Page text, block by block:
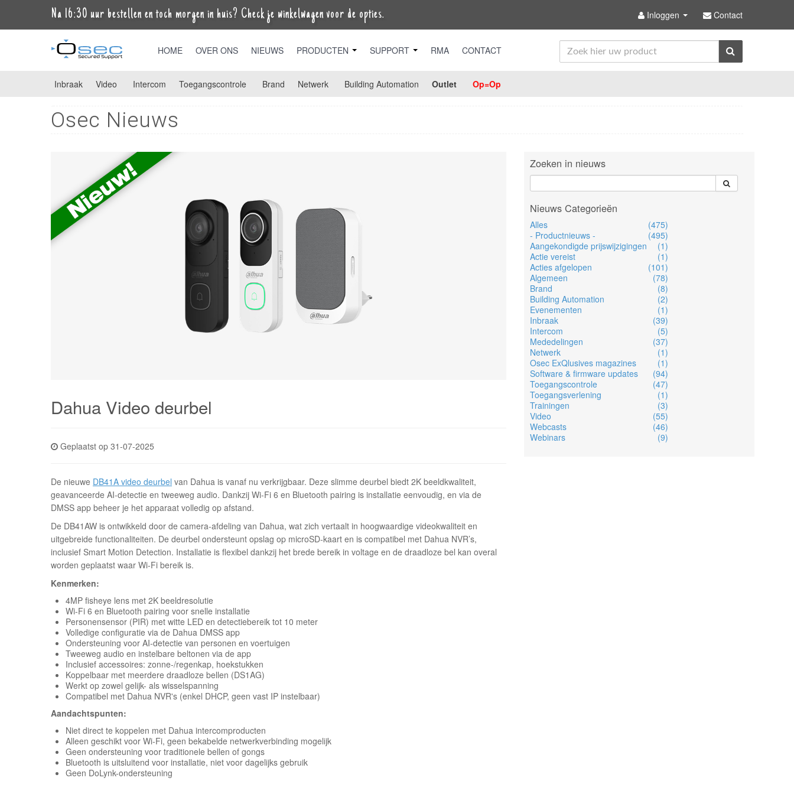
Na 16:30 uur bestellen en toch morgen in huis? Check je winkelwagen voor de opties. Inloggen Contact
HOME OVER ONS NIEUWS PRODUCTEN SUPPORT RMA CONTACT
Inbraak Video Intercom Toegangscontrole Brand Netwerk Building Automation Outlet Op=Op
Osec Nieuws
Dahua Video deurbel
Geplaatst op 31-07-2025
De nieuwe DB41A video deurbel van Dahua is vanaf nu verkrijgbaar. Deze slimme deurbel biedt 2K beeldkwaliteit,
geavanceerde AI-detectie en tweeweg audio. Dankzij Wi-Fi 6 en Bluetooth pairing is installatie eenvoudig, en via de
DMSS app beheer je het apparaat volledig op afstand.
De DB41AW is ontwikkeld door de camera-afdeling van Dahua, wat zich vertaalt in hoogwaardige videokwaliteit en
uitgebreide functionaliteiten. De deurbel ondersteunt opslag op microSD-kaart en is compatibel met Dahua NVR’s,
inclusief Smart Motion Detection. Installatie is flexibel dankzij het brede bereik in voltage en de draadloze bel kan overal
worden geplaatst waar Wi-Fi bereik is.
Kenmerken:
4MP fisheye lens met 2K beeldresolutie
Wi-Fi 6 en Bluetooth pairing voor snelle installatie
Personensensor (PIR) met witte LED en detectiebereik tot 10 meter
Volledige configuratie via de Dahua DMSS app
Ondersteuning voor AI-detectie van personen en voertuigen
Tweeweg audio en instelbare beltonen via de app
Inclusief accessoires: zonne-/regenkap, hoekstukken
Koppelbaar met meerdere draadloze bellen (DS1AG)
Werkt op zowel gelijk- als wisselspanning
Compatibel met Dahua NVR's (enkel DHCP, geen vast IP instelbaar)
Aandachtspunten:
Niet direct te koppelen met Dahua intercomproducten
Alleen geschikt voor Wi-Fi, geen bekabelde netwerkverbinding mogelijk
Geen ondersteuning voor traditionele bellen of gongs
Bluetooth is uitsluitend voor installatie, niet voor dagelijks gebruik
Geen DoLynk-ondersteuning
Zoeken in nieuws
Nieuws Categorieën
Alles
(475)
- Productnieuws -
(495)
Aangekondigde prijswijzigingen
(1)
Actie vereist
(1)
Acties afgelopen
(101)
Algemeen
(78)
Brand
(8)
Building Automation
(2)
Evenementen
(1)
Inbraak
(39)
Intercom
(5)
Mededelingen
(37)
Netwerk
(1)
Osec ExQlusives magazines
(1)
Software & firmware updates
(94)
Toegangscontrole
(47)
Toegangsverlening
(1)
Trainingen
(3)
Video
(55)
Webcasts
(46)
Webinars
(9)